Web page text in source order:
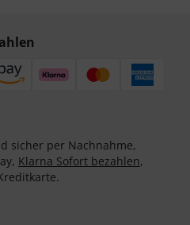
sicher per Nachnahme,
Klarna Sofort bezahlen,